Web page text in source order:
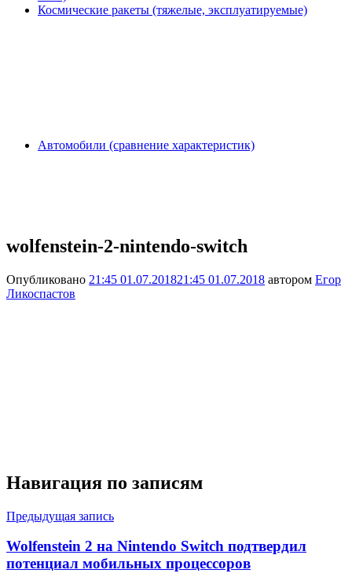
Космические ракеты (тяжелые, эксплуатируемые)
Автомобили (сравнение характеристик)
wolfenstein-2-nintendo-switch
Опубликовано 21:45 01.07.201821:45 01.07.2018 автором Егор
Ликоспастов
Навигация по записям
Предыдущая запись
Wolfenstein 2 на Nintendo Switch подтвердил
потенциал мобильных процессоров